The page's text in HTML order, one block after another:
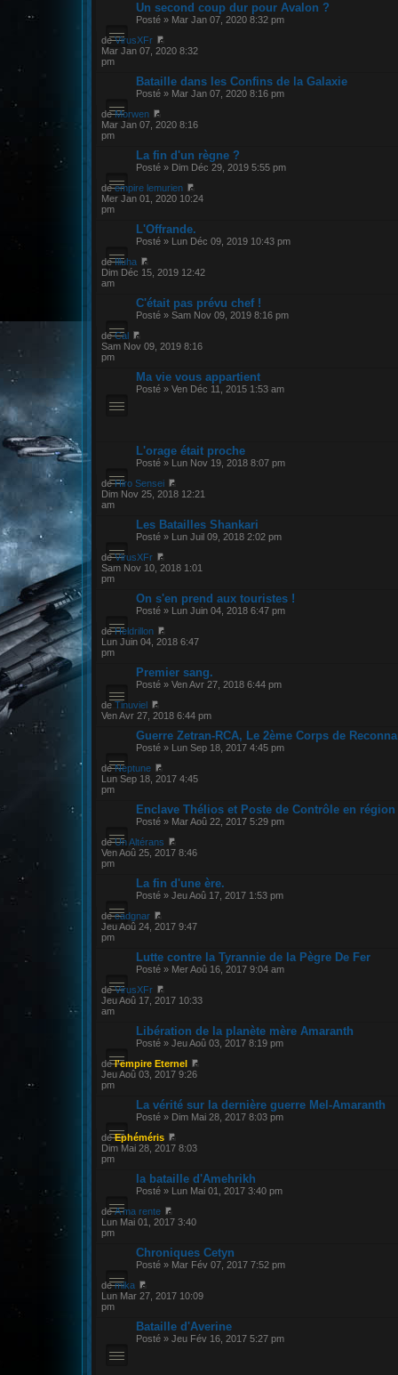
Un second coup dur pour Avalon ?
Posté » Mar Jan 07, 2020 8:32 pm
deVirusXFr
Mar Jan 07, 2020 8:32
pm
Bataille dans les Confins de la Galaxie
Posté » Mar Jan 07, 2020 8:16 pm
deMorwen
Mar Jan 07, 2020 8:16
pm
La fin d'un règne ?
Posté » Dim Déc 29, 2019 5:55 pm
deempire lemurien
Mer Jan 01, 2020 10:24
pm
L'Offrande.
Posté » Lun Déc 09, 2019 10:43 pm
deIlluha
Dim Déc 15, 2019 12:42
am
C'était pas prévu chef !
Posté » Sam Nov 09, 2019 8:16 pm
deCal
Sam Nov 09, 2019 8:16
pm
Ma vie vous appartient
Posté » Ven Déc 11, 2015 1:53 am
L'orage était proche
Posté » Lun Nov 19, 2018 8:07 pm
deHiro Sensei
Dim Nov 25, 2018 12:21
am
Les Batailles Shankari
Posté » Lun Juil 09, 2018 2:02 pm
deVirusXFr
Sam Nov 10, 2018 1:01
pm
On s'en prend aux touristes !
Posté » Lun Juin 04, 2018 6:47 pm
deHeldrillon
Lun Juin 04, 2018 6:47
pm
Premier sang.
Posté » Ven Avr 27, 2018 6:44 pm
de Tinuviel
Ven Avr 27, 2018 6:44 pm
Guerre Zetran-RCA, Le 2ème Corps de
Posté » Lun Sep 18, 2017 4:45 pm
deNeptune
Lun Sep 18, 2017 4:45
pm
Enclave Thélios et Poste de Contrôle en
Posté » Mar Aoû 22, 2017 5:29 pm
deUn Altérans
Ven Aoû 25, 2017 8:46
pm
La fin d'une ère.
Posté » Jeu Aoû 17, 2017 1:53 pm
decadgnar
Jeu Aoû 24, 2017 9:47
pm
Lutte contre la Tyrannie de la Pègre De Fer
Posté » Mer Aoû 16, 2017 9:04 am
deVirusXFr
Jeu Aoû 17, 2017 10:33
am
Libération de la planète mère Amaranth
Posté » Jeu Aoû 03, 2017 8:19 pm
del'empire Eternel
Jeu Aoû 03, 2017 9:26
pm
La vérité sur la dernière guerre Mel-Amaranth
Posté » Dim Mai 28, 2017 8:03 pm
deEphéméris
Dim Mai 28, 2017 8:03
pm
la bataille d'Amehrikh
Posté » Lun Mai 01, 2017 3:40 pm
deA ma rente
Lun Mai 01, 2017 3:40
pm
Chroniques Cetyn
Posté » Mar Fév 07, 2017 7:52 pm
demika
Lun Mar 27, 2017 10:09
pm
Bataille d'Averine
Posté » Jeu Fév 16, 2017 5:27 pm